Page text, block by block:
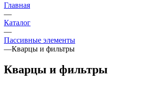
Главная
—
Каталог
—
Пассивные элементы
—Кварцы и фильтры
Кварцы и фильтры